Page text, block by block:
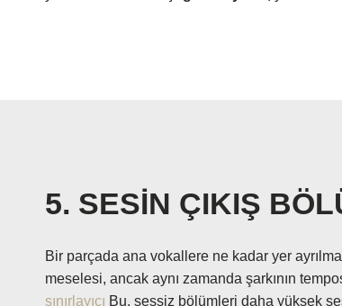
5. SESİN ÇIKIŞ
Bir parçada ana vokallere ne kadar yer
meselesi, ancak aynı zamanda şarkının
sınırlayıcı Bu, sessiz bölümleri daha yüksek